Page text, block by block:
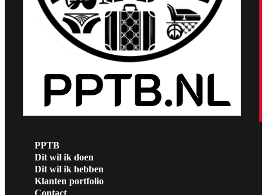
PPTB
Dit wil ik doen
Dit wil ik hebben
Klanten portfolio
Contact